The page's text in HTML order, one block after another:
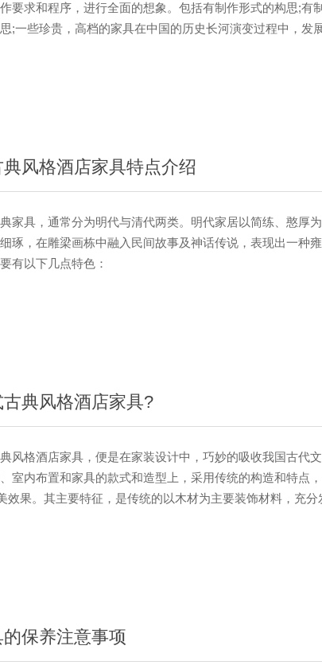
要求和程序，进行全面的想象。包括有制作形式的构思;有
;一些珍贵，高档的家具在中国的历史长河演变过程中，发
直是传统工匠口传身授特意打造的一种传统文化，是一种制
风格酒店家具特点介绍
具，通常分为明代与清代两类。明代家居以简练、憨厚
琢，在雕梁画栋中融入民间故事及神话传说，表现出一种
有以下几点特色：
典风格酒店家具?
格酒店家具，便是在家装设计中，巧妙的吸收我国古代
室内布置和家具的款式和造型上，采用传统的构造和特点
效果。其主要特征，是传统的以木材为主要装饰材料，充
色彩为手段，并辅以彩画、书法、雕刻、家具和工艺美术，
保养注意事项